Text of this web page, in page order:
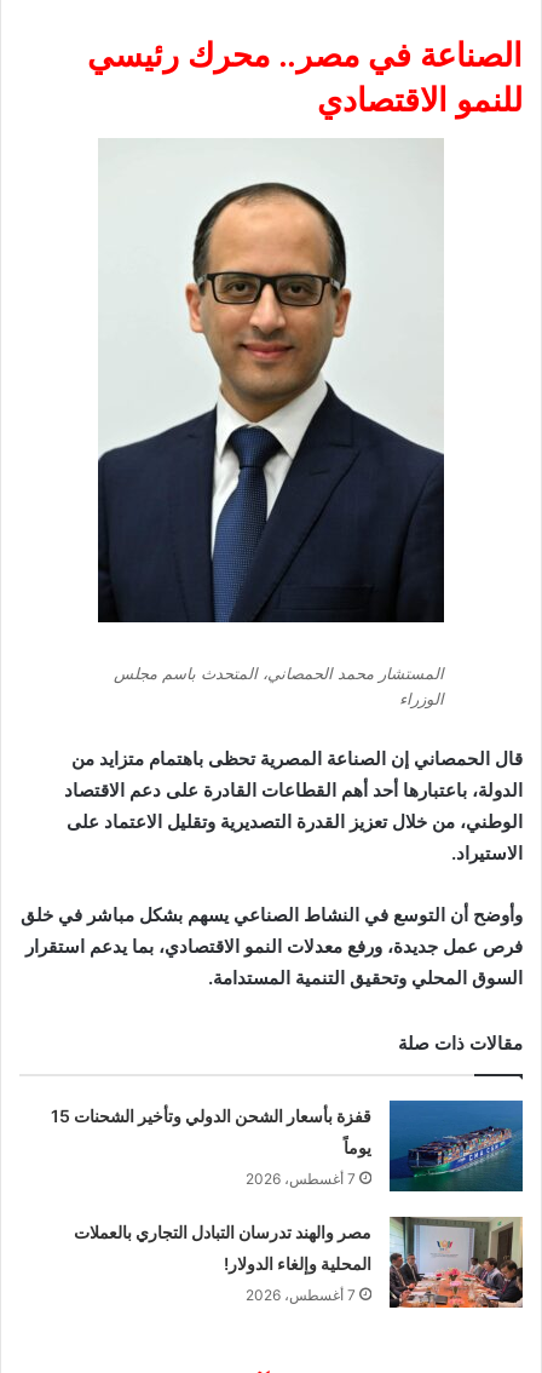
الصناعة في مصر.. محرك رئيسي
للنمو الاقتصادي
المستشار محمد الحمصاني، المتحدث باسم مجلس
الوزراء
قال الحمصاني إن الصناعة المصرية تحظى باهتمام متزايد من
الدولة، باعتبارها أحد أهم القطاعات القادرة على دعم الاقتصاد
الوطني، من خلال تعزيز القدرة التصديرية وتقليل الاعتماد على
الاستيراد.
وأوضح أن التوسع في النشاط الصناعي يسهم بشكل مباشر في خلق
فرص عمل جديدة، ورفع معدلات النمو الاقتصادي، بما يدعم استقرار
السوق المحلي وتحقيق التنمية المستدامة.
مقالات ذات صلة
قفزة بأسعار الشحن الدولي وتأخير الشحنات 15
يوماً
7 أغسطس، 2026
مصر والهند تدرسان التبادل التجاري بالعملات
المحلية وإلغاء الدولار!
7 أغسطس، 2026